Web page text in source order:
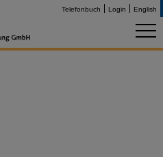
Telefonbuch Login English